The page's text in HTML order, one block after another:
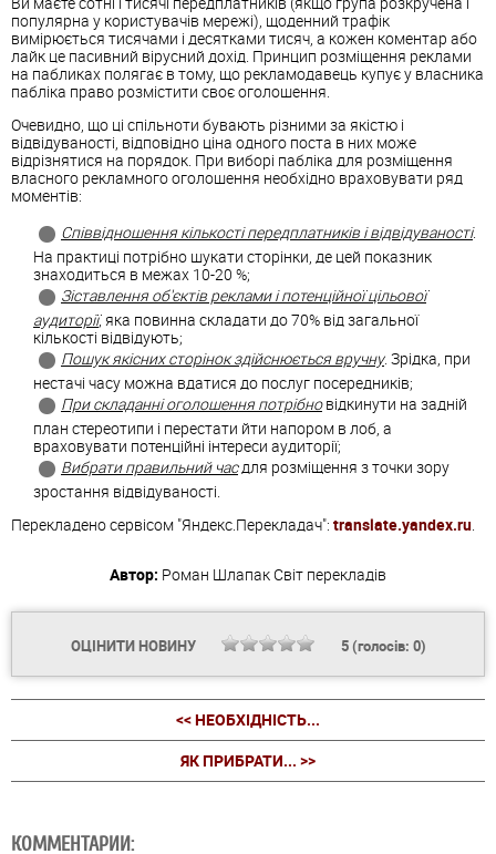
популярна у користувачів мережі), щоденний трафік
вимірюється тисячами і десятками тисяч, а кожен коментар або
лайк це пасивний вірусний дохід. Принцип розміщення реклами
на пабликах полягає в тому, що рекламодавець купує у власника
пабліка право розмістити своє оголошення.
Очевидно, що ці спільноти бувають різними за якістю і
відвідуваності, відповідно ціна одного поста в них може
відрізнятися на порядок. При виборі пабліка для розміщення
власного рекламного оголошення необхідно враховувати ряд
моментів:
Співвідношення кількості передплатників і відвідуваності.
На практиці потрібно шукати сторінки, де цей показник
знаходиться в межах 10-20 %;
Зіставлення об'єктів реклами і потенційної цільової
аудиторії, яка повинна складати до 70% від загальної
кількості відвідують;
Пошук якісних сторінок здійснюється вручну. Зрідка, при
нестачі часу можна вдатися до послуг посередників;
При складанні оголошення потрібновідкинути на задній
план стереотипи і перестати йти напором в лоб, а
враховувати потенційні інтереси аудиторії;
Вибрати правильний часдля розміщення з точки зору
зростання відвідуваності.
Перекладено сервісом "Яндекс.Перекладач": translate.yandex.ru
Автор: Роман ШлапакСвіт перекладів
ОЦІНИТИ НОВИНУ 5(голосів: 0)
<< НЕОБХІДНІСТЬ...
ЯК ПРИБРАТИ... >>
КОММЕНТАРИИ: